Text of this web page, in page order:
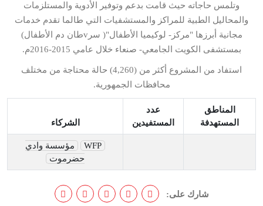
وتلمس حاجاته حيث قامت بدعم وتوفير الأدوية والمستلزمات
والمحاليل الطبية للمراكز والمستشفيات التي طالما تقدم خدمات
مجانية أبرزها "مركز- لوكيميا الأطفال"( سرvطان دم الأطفال)
بمستشفى الكويت الجامعي- صنعاء خلال عامي 2015-2016م.
استفاد من المشروع أكثر من (4,260) حالة محتاجة من مختلف
محافظات الجمهورية.
المناطق
المستهدفة
عدد
المستفيدين
الشركاء
WFP
مؤسسة وادي
حضرموت
شارك على: